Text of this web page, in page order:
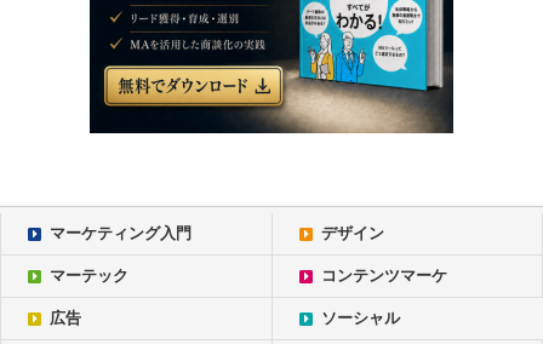
マーケティング入門 デザイン
マーテック コンテンツマーケ
広告 ソーシャル